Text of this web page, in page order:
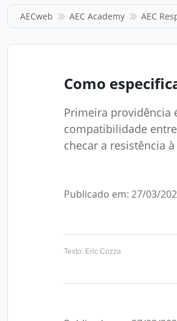
AECweb AEC Academy AEC
Como
Primeira providência
compatibilidade
checar a resistência
Publicado em: 27/03/
Texto: Eric Cozza